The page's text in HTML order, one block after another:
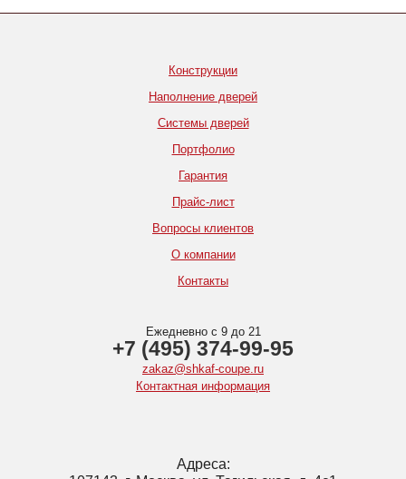
Конструкции
Наполнение дверей
Системы дверей
Портфолио
Гарантия
Прайс-лист
Вопросы клиентов
О компании
Контакты
Ежедневно с 9 до 21
+7 (495) 374-99-95
zakaz@shkaf-coupe.ru
Контактная информация
Адреса: